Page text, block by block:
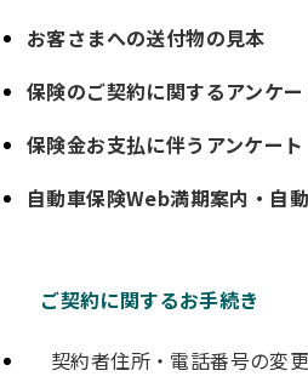
お客さまへの送付物の見本
保険のご契約に関するアンケー
保険金お支払に伴うアンケート
自動車保険Web満期案内・自
ご契約に関するお手続き
契約者住所・電話番号の変